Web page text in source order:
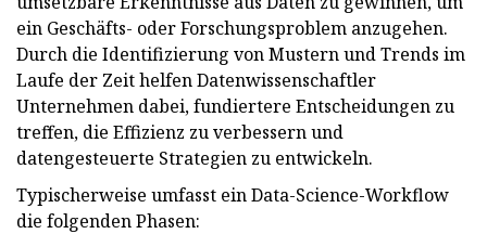
ein Geschäfts- oder Forschungsproblem anzugehen.
Durch die Identifizierung von Mustern und Trends im
Laufe der Zeit helfen Datenwissenschaftler
Unternehmen dabei, fundiertere Entscheidungen zu
treffen, die Effizienz zu verbessern und
datengesteuerte Strategien zu entwickeln.
Typischerweise umfasst ein Data-Science-Workflow
die folgenden Phasen: